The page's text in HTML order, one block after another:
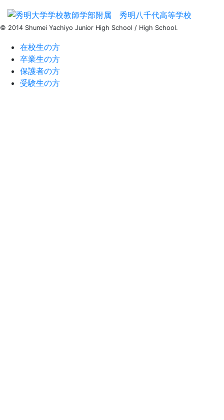
© 2014 Shumei Yachiyo Junior High School / High School.
在校生の方
卒業生の方
保護者の方
受験生の方